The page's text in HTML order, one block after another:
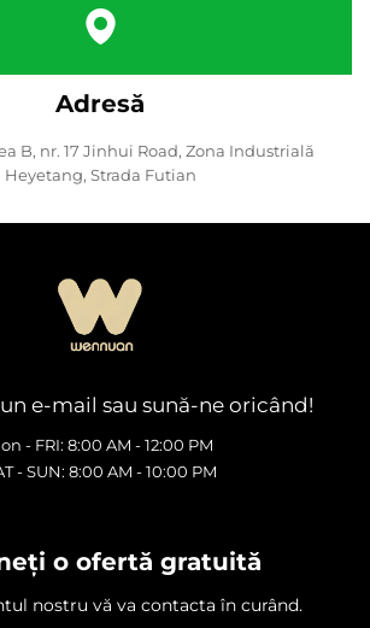
Adresă
B, nr. 17 Jinhui Road, Zona Industrială
Heyetang, Strada Futian
e-mail sau sună-ne oricând!
- FRI: 8:00 AM - 12:00 PM
- SUN: 8:00 AM - 10:00 PM
o ofertă gratuită
nostru vă va contacta în curând.